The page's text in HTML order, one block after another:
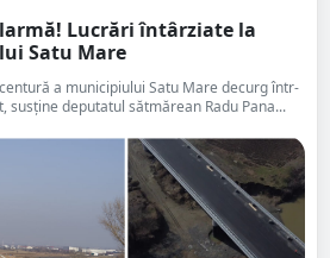
Lucrări întârziate la
Satu Mare
a municipiului Satu Mare decurg într-
deputatul sătmărean Radu Pana...